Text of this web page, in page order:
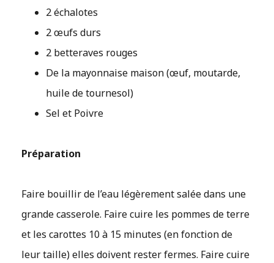
2 échalotes
2 œufs durs
2 betteraves rouges
De la mayonnaise maison (œuf, moutarde,
huile de tournesol)
Sel et Poivre
Préparation
Faire bouillir de l’eau légèrement salée dans une
grande casserole. Faire cuire les pommes de terre
et les carottes 10 à 15 minutes (en fonction de
leur taille) elles doivent rester fermes. Faire cuire